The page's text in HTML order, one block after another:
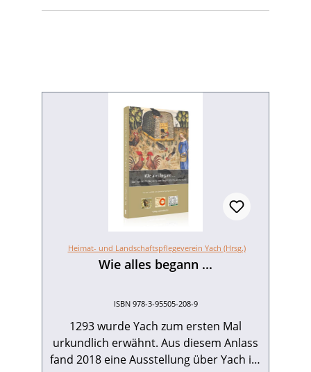
Heimat- und Landschaftspflegeverein Yach (Hrsg.)
Wie alles begann ...
ISBN 978-3-95505-208-9
1293 wurde Yach zum ersten Mal
urkundlich erwähnt. Aus diesem Anlass
fand 2018 eine Ausstellung über Yach im